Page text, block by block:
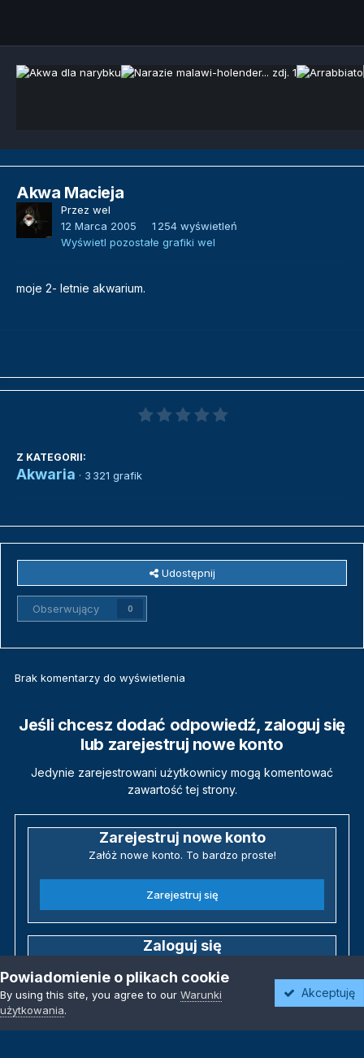
Akwa Macieja
Przez wel
12 Marca 2005
1 254 wyświetleń
Wyświetl pozostałe grafiki wel
moje 2- letnie akwarium.
Z KATEGORII:
Akwaria · 3 321 grafik
Udostępnij
Obserwujący 0
Brak komentarzy do wyświetlenia
Jeśli chcesz dodać odpowiedź, zaloguj się
lub zarejestruj nowe konto
Jedynie zarejestrowani użytkownicy mogą komentować
zawartość tej strony.
Zarejestruj nowe konto
Załóż nowe konto. To bardzo proste!
Zarejestruj się
Zaloguj się
Zaloguj się
Powiadomienie o plikach cookie
By using this site, you agree to our Warunki
użytkowania.
Akceptuję